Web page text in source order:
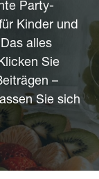
Party-
Kinder und
alles
Sie
–
Sie sich